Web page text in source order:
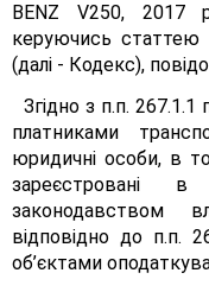
BENZ V250, 2017
керуючись статтею
(далі - Кодекс),
Згідно з п.п.
платниками
юридичні особи, в
зареєстровані
законодавством
відповідно до п.п.
об’єктами